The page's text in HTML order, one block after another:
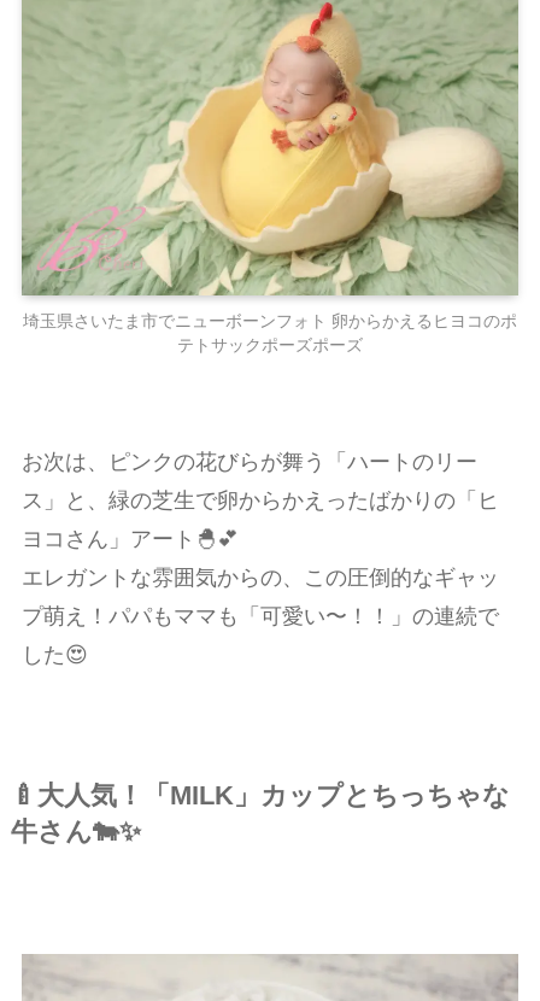
埼玉県さいたま市でニューボーンフォト 卵からかえるヒヨコのポ
テトサックポーズポーズ
お次は、ピンクの花びらが舞う「ハートのリー
ス」と、緑の芝生で卵からかえったばかりの「ヒ
ヨコさん」アート🐣💕
エレガントな雰囲気からの、この圧倒的なギャッ
プ萌え！パパもママも「可愛い〜！！」の連続で
した😍
🍼大人気！「MILK」カップとちっちゃな
牛さん🐄✨